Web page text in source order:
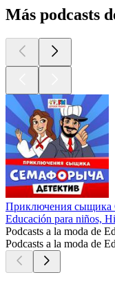
Más podcasts
Приключения сыщика
Educación para niños,
Podcasts a la moda de
Podcasts a la moda de